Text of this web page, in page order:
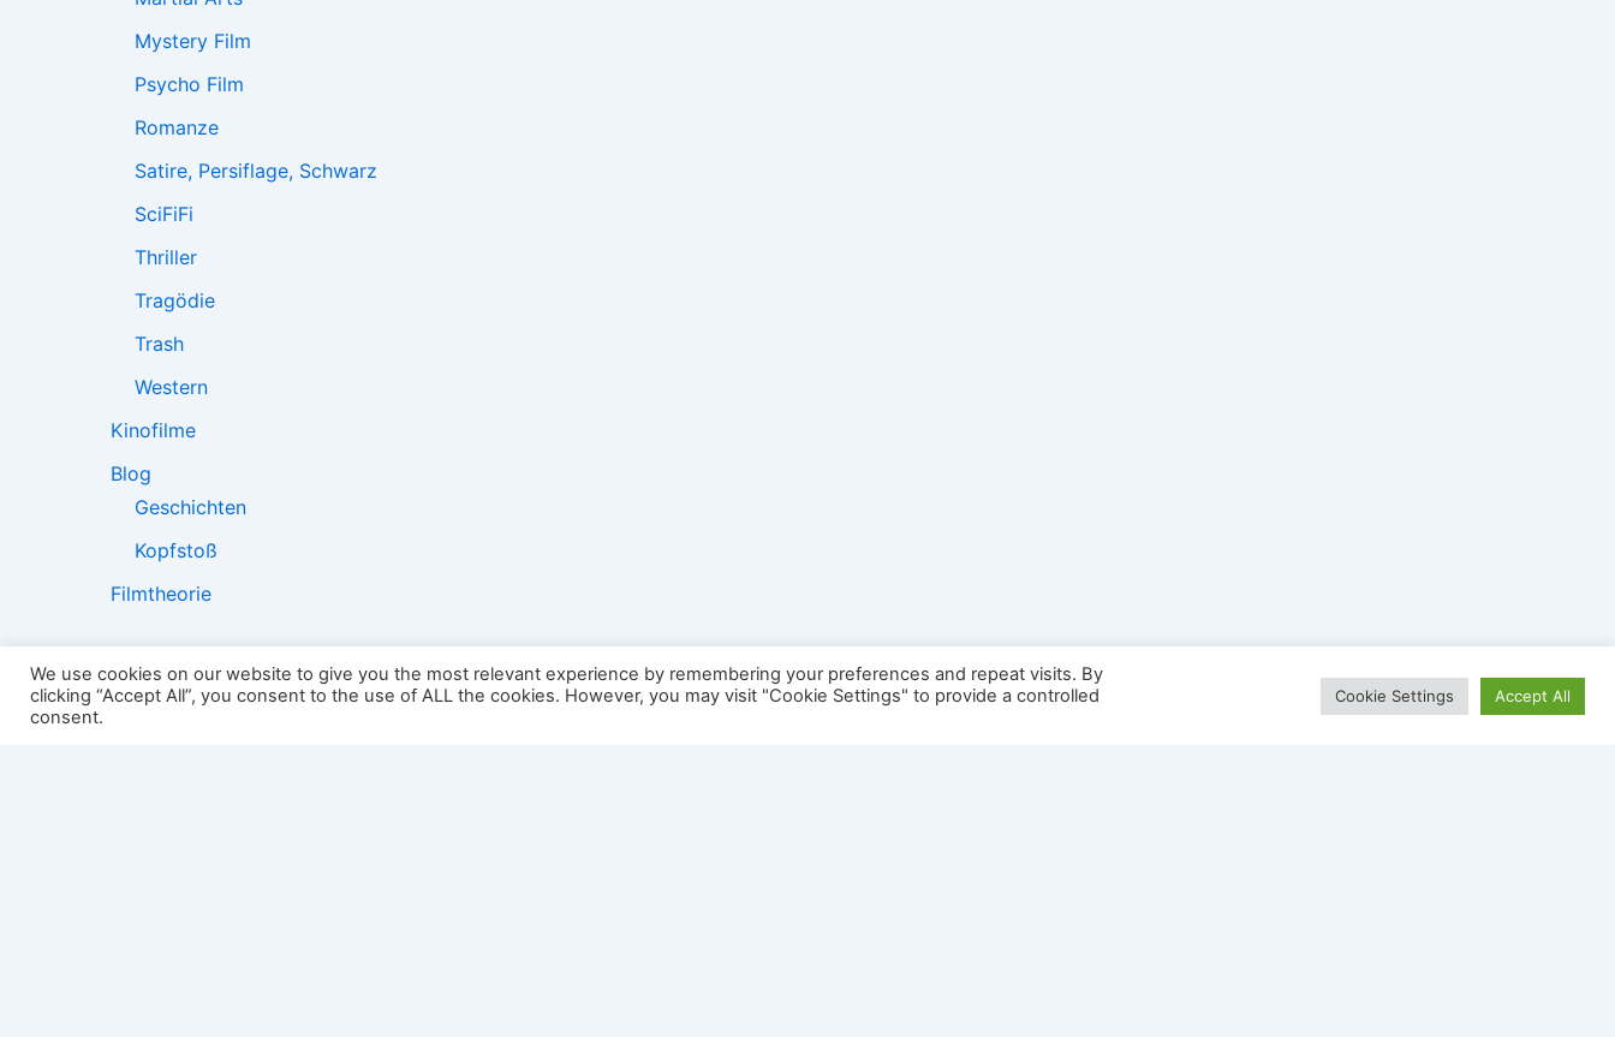
Mystery Film
Psycho Film
Romanze
Satire, Persiflage, Schwarz
SciFiFi
Thriller
Tragödie
Trash
Western
Kinofilme
Blog
Geschichten
Kopfstoß
Filmtheorie
2501:
We use cookies on our website to give you the most relevant experience by remembering your preferences and repeat visits. By
clicking “Accept All”, you consent to the use of ALL the cookies. However, you may visit "Cookie Settings" to provide a controlled
consent.
Cookie Settings Accept All